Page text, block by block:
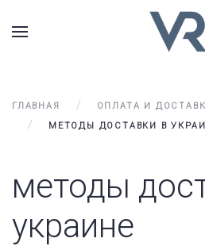
ГЛАВНАЯ
ОПЛАТА И
МЕТОДЫ ДОСТАВКИ В
методы
украине